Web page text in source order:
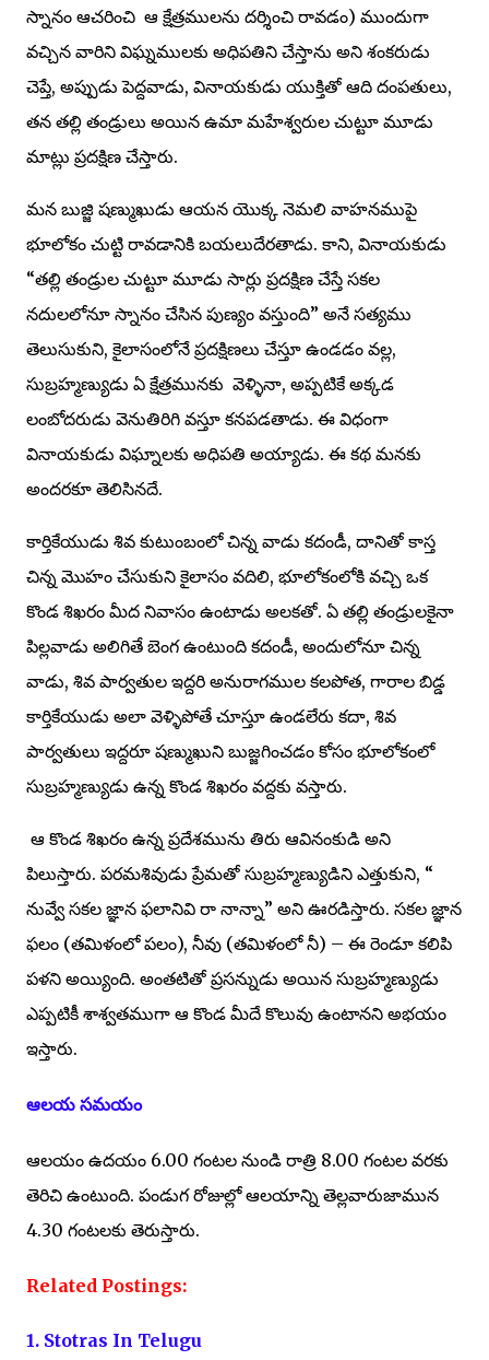
స్నానం ఆచరించి ఆ క్షేత్రములను దర్శించి రావడం) ముందుగా
వచ్చిన వారిని విఘ్నములకు అధిపతిని చేస్తాను అని శంకరుడు
చెప్తే, అప్పుడు పెద్దవాడు, వినాయకుడు యుక్తితో ఆది దంపతులు,
తన తల్లి తండ్రులు అయిన ఉమా మహేశ్వరుల చుట్టూ మూడు
మాట్లు ప్రదక్షిణ చేస్తారు.
మన బుజ్జి షణ్ముఖుడు ఆయన యొక్క నెమలి వాహనముపై
భూలోకం చుట్టి రావడానికి బయలుదేరతాడు. కాని, వినాయకుడు
“తల్లి తండ్రుల చుట్టూ మూడు సార్లు ప్రదక్షిణ చేస్తే సకల
నదులలోనూ స్నానం చేసిన పుణ్యం వస్తుంది” అనే సత్యము
తెలుసుకుని, కైలాసంలోనే ప్రదక్షిణలు చేస్తూ ఉండడం వల్ల,
సుబ్రహ్మణ్యుడు ఏ క్షేత్రమునకు వెళ్ళినా, అప్పటికే అక్కడ
లంబోదరుడు వెనుతిరిగి వస్తూ కనపడతాడు. ఈ విధంగా
వినాయకుడు విఘ్నాలకు అధిపతి అయ్యాడు. ఈ కథ మనకు
అందరకూ తెలిసినదే.
కార్తికేయుడు శివ కుటుంబంలో చిన్న వాడు కదండీ, దానితో కాస్త
చిన్న మొహం చేసుకుని కైలాసం వదిలి, భూలోకంలోకి వచ్చి ఒక
కొండ శిఖరం మీద నివాసం ఉంటాడు అలకతో. ఏ తల్లి తండ్రులకైనా
పిల్లవాడు అలిగితే బెంగ ఉంటుంది కదండీ, అందులోనూ చిన్న
వాడు, శివ పార్వతుల ఇద్దరి అనురాగముల కలపోత, గారాల బిడ్డ
కార్తికేయుడు అలా వెళ్ళిపోతే చూస్తూ ఉండలేరు కదా, శివ
పార్వతులు ఇద్దరూ షణ్ముఖుని బుజ్జగించడం కోసం భూలోకంలో
సుబ్రహ్మణ్యుడు ఉన్న కొండ శిఖరం వద్దకు వస్తారు.
ఆ కొండ శిఖరం ఉన్న ప్రదేశమును తిరు ఆవినంకుడి అని
పిలుస్తారు. పరమశివుడు ప్రేమతో సుబ్రహ్మణ్యుడిని ఎత్తుకుని, “
నువ్వే సకల జ్ఞాన ఫలానివి రా నాన్నా” అని ఊరడిస్తారు. సకల జ్ఞాన
ఫలం (తమిళంలో పలం), నీవు (తమిళంలో నీ) – ఈ రెండూ కలిపి
పళని అయ్యింది. అంతటితో ప్రసన్నుడు అయిన సుబ్రహ్మణ్యుడు
ఎప్పటికీ శాశ్వతముగా ఆ కొండ మీదే కొలువు ఉంటానని అభయం
ఇస్తారు.
ఆలయ సమయం
ఆలయం ఉదయం 6.00 గంటల నుండి రాత్రి 8.00 గంటల వరకు
తెరిచి ఉంటుంది. పండుగ రోజుల్లో ఆలయాన్ని తెల్లవారుజామున
4.30 గంటలకు తెరుస్తారు.
Related Postings:
1. Stotras In Telugu